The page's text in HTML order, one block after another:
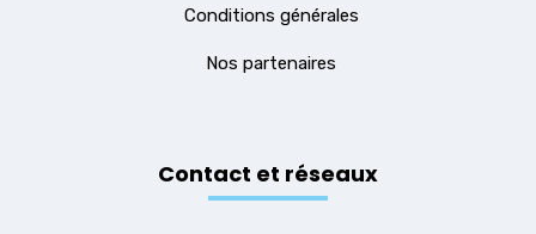
Conditions générales
Nos partenaires
Contact et réseaux